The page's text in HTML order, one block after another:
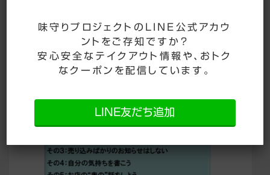
味守りプロジェクトH Pまで
味守りプロジェクトのLINE公式アカウ
ントをご存知ですか？
安心安全なテイクアウト情報や、おトク
なクーポンを配信しています。
LINE友だち追加